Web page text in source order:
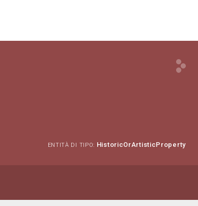
ENTITÀ DI TIPO: HistoricOrArtisticProperty